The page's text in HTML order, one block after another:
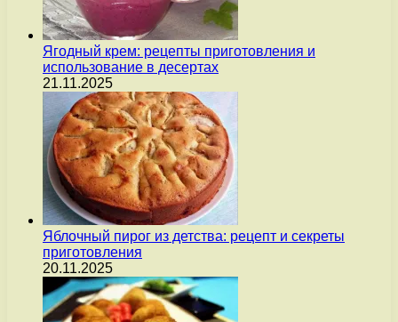
Ягодный крем: рецепты приготовления и
использование в десертах
21.11.2025
Яблочный пирог из детства: рецепт и секреты
приготовления
20.11.2025